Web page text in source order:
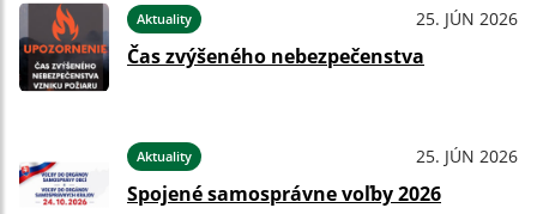
Aktuality 25. JÚN 2026
Čas zvýšeného nebezpečenstva
Aktuality 25. JÚN 2026
Spojené samosprávne voľby 2026